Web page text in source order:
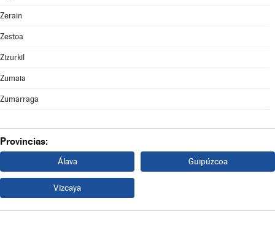
Zerain
Zestoa
Zizurkil
Zumaia
Zumarraga
Provincias:
Álava Guipúzcoa
Vizcaya